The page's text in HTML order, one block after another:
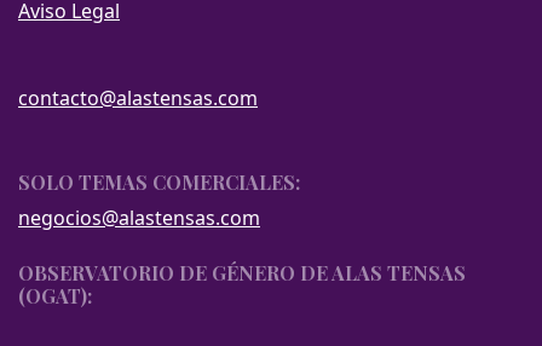
Aviso Legal
contacto@alastensas.com
SOLO TEMAS COMERCIALES:
negocios@alastensas.com
OBSERVATORIO DE GÉNERO DE ALAS TENSAS
(OGAT):